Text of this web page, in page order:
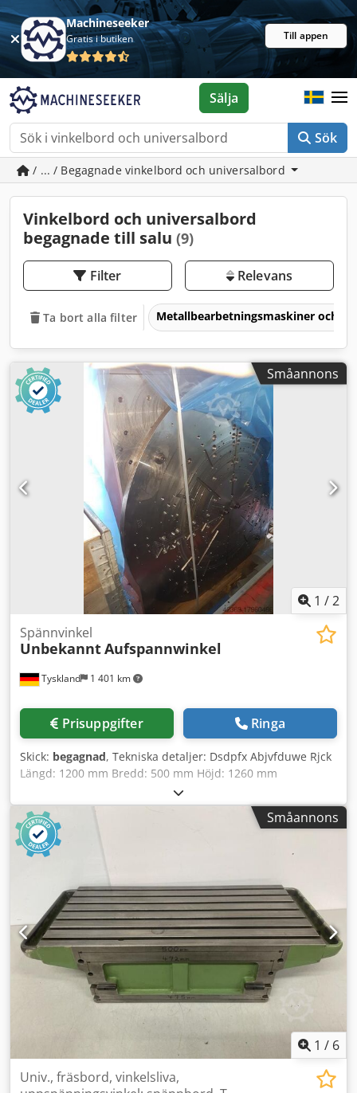
Machineseeker
Gratis i butiken Till appen
Sök
Sälja
/ ... / Begagnade vinkelbord och universalbord
Vinkelbord och universalbord
begagnade till salu (9)
Filter Relevans
Ta bort alla filter Metallbearbetningsmaskiner och
Småannons
1 /2
Tyskland 1 401 km
Spännvinkel
UnbekanntAufspannwinkel
Prisuppgifter Ringa
Skick: begagnad, Tekniska detaljer: Dsdpfx Abjvfduwe Rjck
Längd: 1200 mm Bredd: 500 mm Höjd: 1260 mm
Småannons
1 / 6
Univ., fräsbord, vinkelsliva,